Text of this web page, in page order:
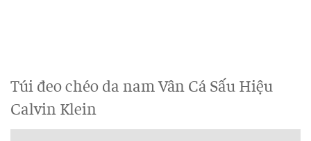
Túi đeo chéo da nam Vân Cá Sấu Hiệu
Calvin Klein